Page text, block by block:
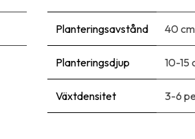
Planteringsavstånd 40 cm
Planteringsdjup 10-15
Växtdensitet 3-6